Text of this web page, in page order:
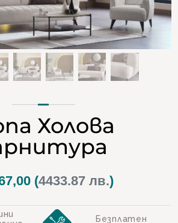
Холова
(4433.87 лв.)
Безплатен